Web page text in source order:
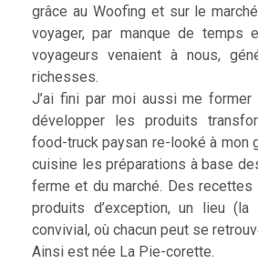
grâce au Woofing et sur le
voyager, par manque de temps
voyageurs venaient à nous,
richesses.
J’ai fini par moi aussi me former
développer les produits
food-truck paysan re-looké à mon
cuisine les préparations à base
ferme et du marché. Des
produits d’exception, un lieu (la
convivial, où chacun peut se
Ainsi est née La Pie-corette.